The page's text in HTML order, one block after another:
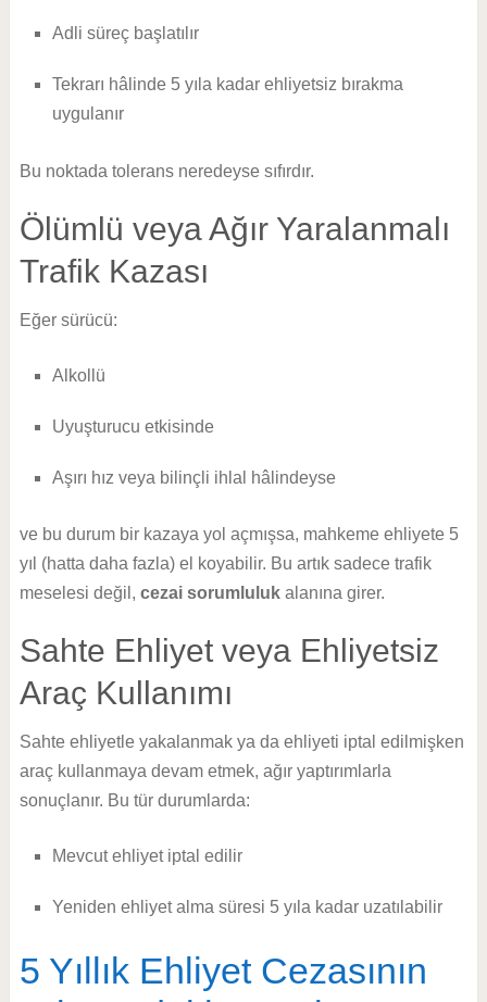
Adli süreç başlatılır
Tekrarı hâlinde 5 yıla kadar ehliyetsiz bırakma
uygulanır
Bu noktada tolerans neredeyse sıfırdır.
Ölümlü veya Ağır Yaralanmalı
Trafik Kazası
Eğer sürücü:
Alkollü
Uyuşturucu etkisinde
Aşırı hız veya bilinçli ihlal hâlindeyse
ve bu durum bir kazaya yol açmışsa, mahkeme ehliyete 5
yıl (hatta daha fazla) el koyabilir. Bu artık sadece trafik
meselesi değil, cezai sorumlulukalanına girer.
Sahte Ehliyet veya Ehliyetsiz
Araç Kullanımı
Sahte ehliyetle yakalanmak ya da ehliyeti iptal edilmişken
araç kullanmaya devam etmek, ağır yaptırımlarla
sonuçlanır. Bu tür durumlarda:
Mevcut ehliyet iptal edilir
Yeniden ehliyet alma süresi 5 yıla kadar uzatılabilir
5 Yıllık Ehliyet Cezasının